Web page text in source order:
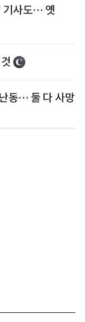
기사도… 옛
동… 둘 다 사망